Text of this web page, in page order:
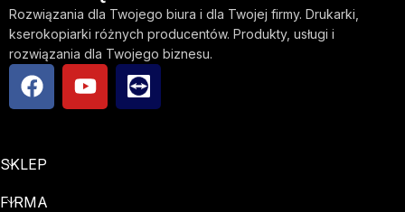
Rozwiązania dla Twojego biura i dla Twojej firmy. Drukarki,
kserokopiarki różnych producentów. Produkty, usługi i
rozwiązania dla Twojego biznesu.
SKLEP
FIRMA